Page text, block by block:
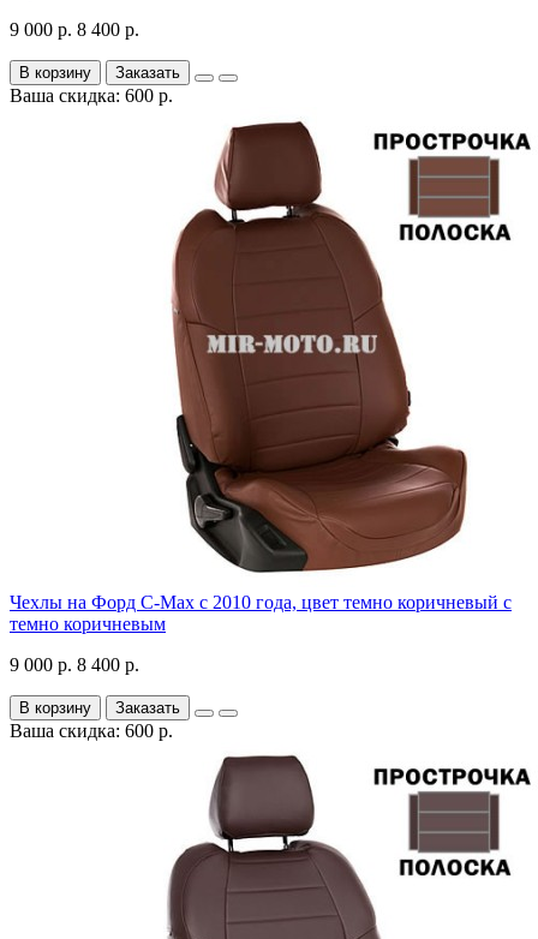
9 000 р. 8 400 р.
В корзину Заказать
Ваша скидка: 600 р.
Чехлы на Форд C-Max с 2010 года, цвет темно коричневый с
темно коричневым
9 000 р. 8 400 р.
В корзину Заказать
Ваша скидка: 600 р.